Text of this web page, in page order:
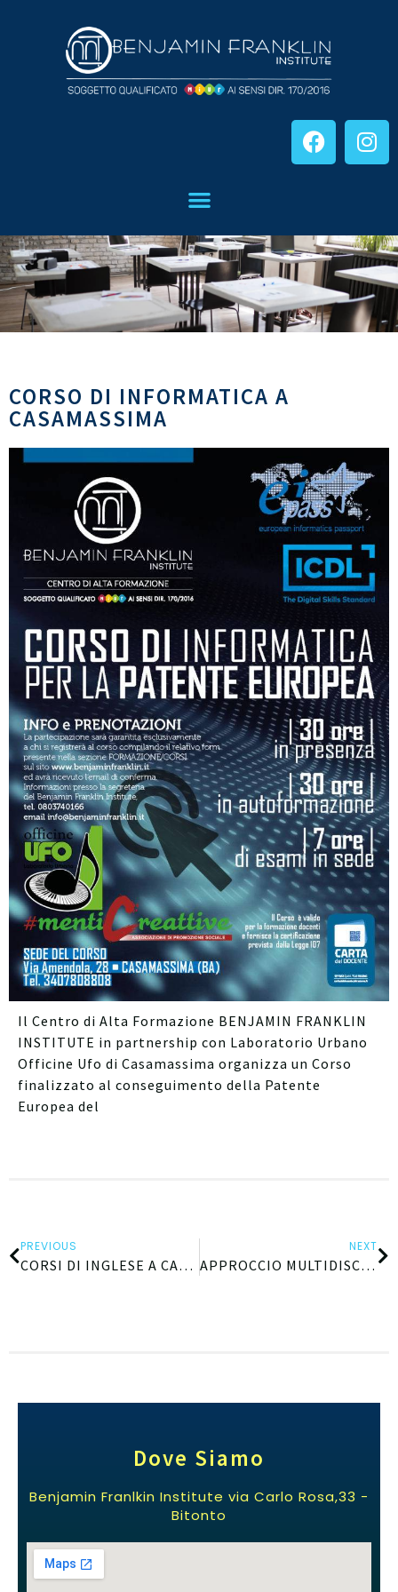
Dove Siamo
Benjamin Franlkin Institute via Carlo Rosa,33 -
Bitonto
CORSO DI INFORMATICA A
CASAMASSIMA
Il Centro di Alta Formazione BENJAMIN FRANKLIN
INSTITUTE in partnership con Laboratorio Urbano
Officine Ufo di Casamassima organizza un Corso
finalizzato al conseguimento della Patente
Europea del
PREVIOUS
CORSI DI INGLESE A CASAMASSIMA – 1^ EDIZIONE – 2019/2020
NEXT
APPROCCIO MULTIDISCIPLINARE ALLA DISABILITÀ: LE RISORSE PER L’INCLUSIONE